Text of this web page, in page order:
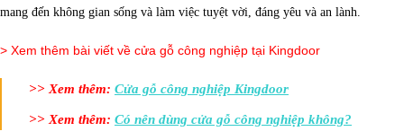
mang đến không gian sống và làm việc tuyệt vời, đáng yêu và an lành.
> Xem thêm bài viết về cửa gỗ công nghiệp tại Kingdoor
>> Xem thêm: Cửa gỗ công nghiệp Kingdoor
>> Xem thêm: Có nên dùng cửa gỗ công nghiệp không?